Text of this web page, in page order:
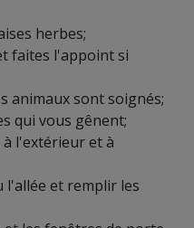
herbes;
faites l'appoint si
animaux sont soignés;
qui vous gênent;
l'extérieur et à
et remplir les